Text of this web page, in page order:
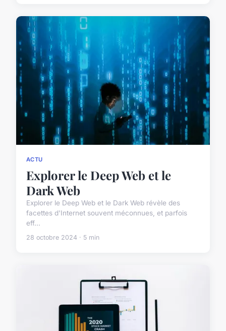
ACTU
Explorer le Deep Web et le
Dark Web
Explorer le Deep Web et le Dark Web révèle des
facettes d'Internet souvent méconnues, et parfois
eff...
28 octobre 2024 · 5 min